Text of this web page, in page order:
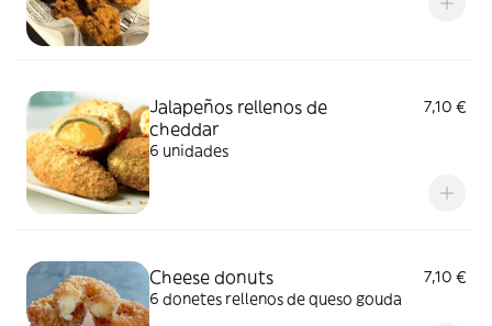
Jalapeños rellenos de
cheddar
7,10 €
6 unidades
Cheese donuts
7,10 €
6 donetes rellenos de queso gouda